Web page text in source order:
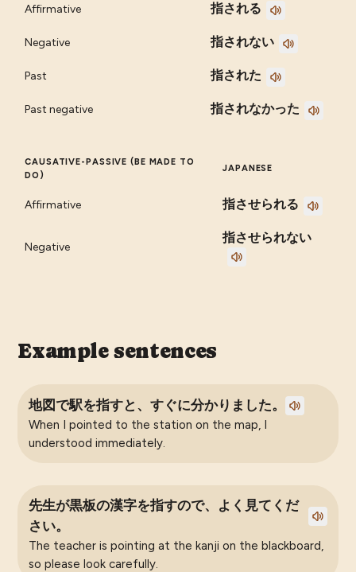
Affirmative 指される
Negative 指されない
Past 指された
Past negative 指されなかった
CAUSATIVE-PASSIVE (BE MADE TO
DO)
JAPANESE
Affirmative 指させられる
Negative
指させられない
Example sentences
地図で駅を指すと、すぐに分かりました。
When I pointed to the station on the map, I
understood immediately.
先生が黒板の漢字を指すので、よく見てくだ
さい。
The teacher is pointing at the kanji on the blackboard,
so please look carefully.